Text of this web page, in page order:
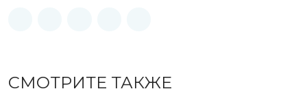
СМОТРИТЕ ТАКЖЕ